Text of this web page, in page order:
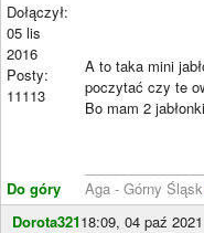
Dołączył:
05 lis
2016
Posty:
11113
Do góry
A to taka mini
poczytać czy te
Bo mam 2
Aga - Górny Śląsk
Dorota32118:09, 04 paź 2021